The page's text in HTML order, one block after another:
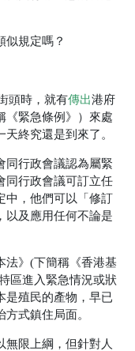
似規定嗎？
頭時，就有傳出港府
《緊急條例》）來處
天終究還是到來了。
同行政會議認為屬緊
同行政會議可訂立任
中，他們可以「修訂
以及應用任何不論是
法》(下簡稱《香港基
區進入緊急情況或狀
是殖民的產物，早已
式鎮住局面。
無限上綱，但針對人